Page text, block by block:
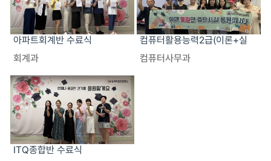
아파트회계반 수료식
회계과
컴퓨터활용능력2급(이론+실
기)반 수료식
컴퓨터사무과
ITQ종합반 수료식